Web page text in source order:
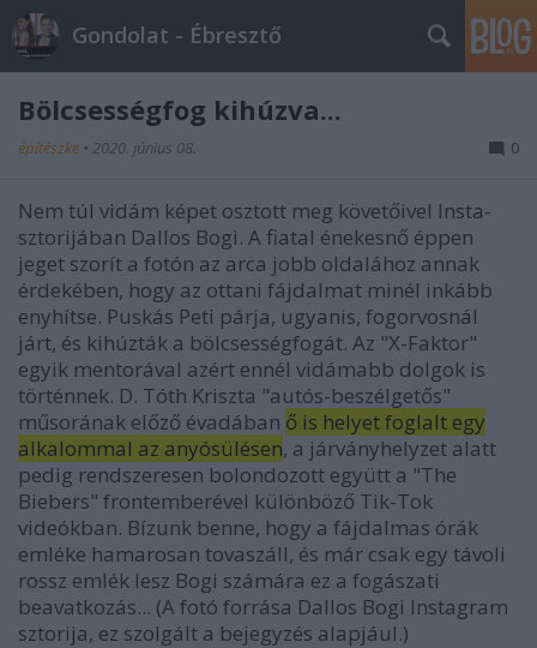
Gondolat - Ébresztő
Bölcsességfog kihúzva...
építészke • 2020. június 08. 0
Nem túl vidám képet osztott meg követőivel Insta-
sztorijában Dallos Bogi. A fiatal énekesnő éppen
jeget szorít a fotón az arca jobb oldalához annak
érdekében, hogy az ottani fájdalmat minél inkább
enyhítse. Puskás Peti párja, ugyanis, fogorvosnál
járt, és kihúzták a bölcsességfogát. Az "X-Faktor"
egyik mentorával azért ennél vidámabb dolgok is
történnek. D. Tóth Kriszta "autós-beszélgetős"
műsorának előző évadában ő is helyet foglalt egy
alkalommal az anyósülésen, a járványhelyzet alatt
pedig rendszeresen bolondozott együtt a "The
Biebers" frontemberével különböző Tik-Tok
videókban. Bízunk benne, hogy a fájdalmas órák
emléke hamarosan tovaszáll, és már csak egy távoli
rossz emlék lesz Bogi számára ez a fogászati
beavatkozás... (A fotó forrása Dallos Bogi Instagram
sztorija, ez szolgált a bejegyzés alapjául.)